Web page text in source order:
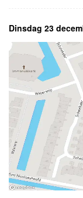
Dinsdag 23